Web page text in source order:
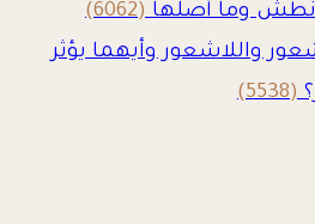
وما أصلها(6062)
واللاشعور وأيهما يؤثر
(5538)